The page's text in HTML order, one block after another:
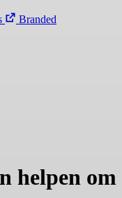
Branded
helpen